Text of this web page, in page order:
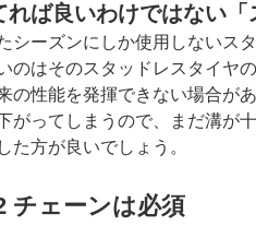
れば良いわけではない「
シーズンにしか使用しないス
のはそのスタッドレスタイヤ
の性能を発揮できない場合が
がってしまうので、まだ溝が
た方が良いでしょう。
チェーンは必須